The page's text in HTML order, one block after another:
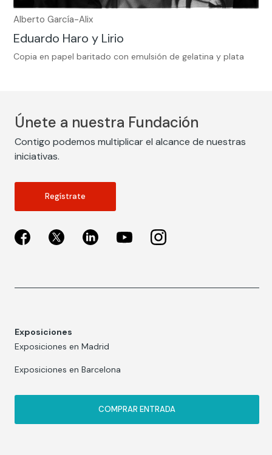
Alberto García-Alix
Eduardo Haro y Lirio
Copia en papel baritado con emulsión de gelatina y plata
Únete a nuestra Fundación
Contigo podemos multiplicar el alcance de nuestras
iniciativas.
Regístrate
Exposiciones
Exposiciones en Madrid
Exposiciones en Barcelona
COMPRAR ENTRADA